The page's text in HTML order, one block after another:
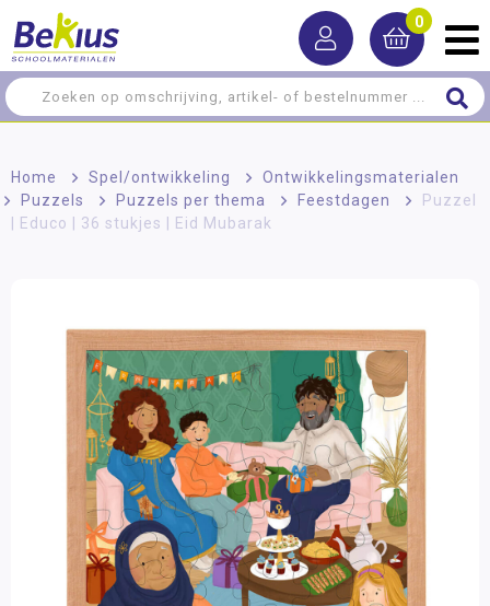
0
Home > Spel/ontwikkeling > Ontwikkelingsmaterialen
Puzzels
> Puzzels per thema > Feestdagen >
Puzzel
| Educo | 36 stukjes | Eid Mubarak